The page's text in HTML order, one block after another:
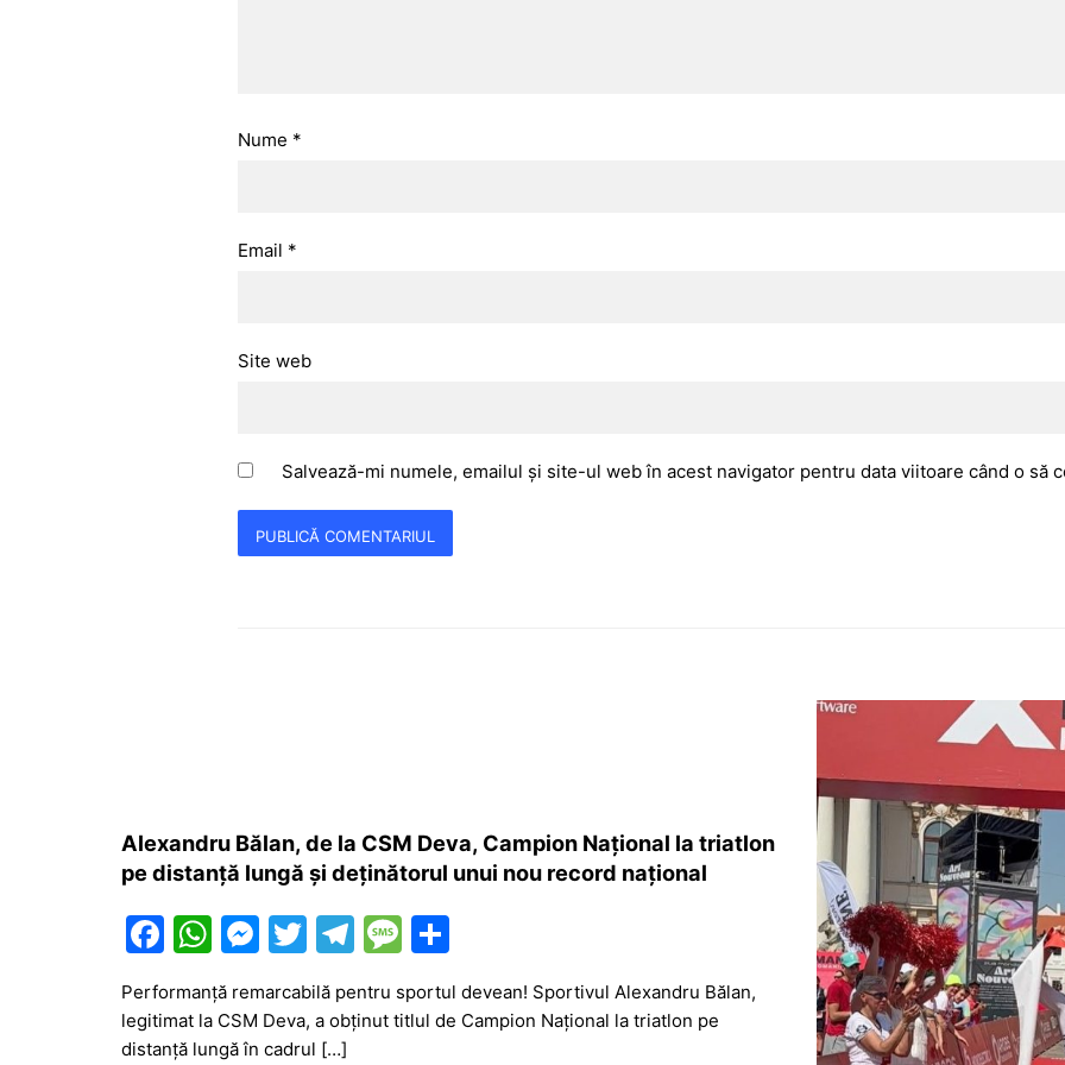
Nume *
Email *
Site web
Salvează-mi numele, emailul și site-ul web în acest navigator pentru data viitoare când o să
Alexandru Bălan, de la CSM Deva, Campion Național la triatlon
pe distanță lungă și deținătorul unui nou record național
F
c
e
W
at
s
M
s
s
T
w
itt
er
T
e
M
s ta
Performanță remarcabilă pentru sportul devean! Sportivul Alexandru Bălan,
legitimat la CSM Deva, a obținut titlul de Campion Național la triatlon pe
distanță lungă în cadrul […]